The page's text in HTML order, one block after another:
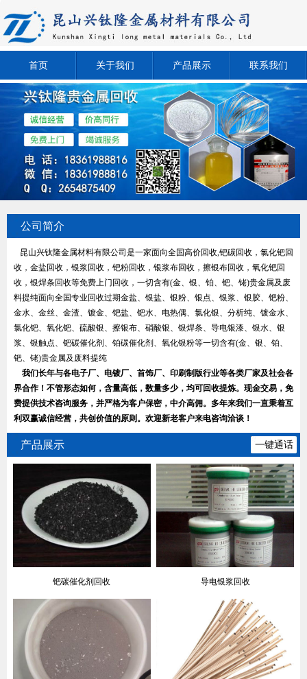
首页 关于我们 产品展示 联系我们
公司简介
昆山兴钛隆金属材料有限公司是一家面向全国高价回收,钯碳回收，氯化钯回
收，金盐回收，银浆回收，钯粉回收，银浆布回收，擦银布回收，氧化钯回
收，银焊条回收等免费上门回收，一切含有(金、银、铂、钯、铑)贵金属及废
料提纯面向全国专业回收过期金盐、银盐、银粉、银点、银浆、银胶、钯粉、
金水、金丝、金渣、镀金、钯盐、钯水、电热偶、氯化银、分析纯、镀金水、
氯化钯、氧化钯、硫酸银、擦银布、硝酸银、银焊条、导电银漆、银水、银
浆、银触点、钯碳催化剂、铂碳催化剂、氧化银粉等一切含有(金、银、铂、
钯、铑)贵金属及废料提纯
我们长年与各电子厂、电镀厂、首饰厂、印刷制版行业等各类厂家及社会各
界合作！不管形态如何，含量高低，数量多少，均可回收提炼。现金交易，免
费提供技术咨询服务，并严格为客户保密，中介高佣。多年来我们一直秉着互
利双赢诚信经营，共创价值的原则。欢迎新老客户来电咨询洽谈！
产品展示 一键通话
钯碳催化剂回收 导电银浆回收